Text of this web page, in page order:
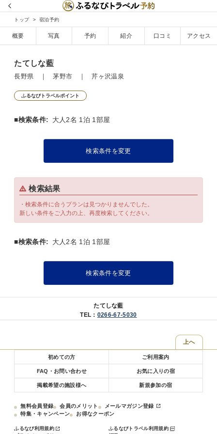
トップ 宿泊予約
概要 写真 予約 紹介 口コミ アクセス
たてしな藍
長野県 ｜ 茅野市 ｜ 芹ヶ沢温泉
ふるなびトラベルポイント
■検索条件: 大人2名 1泊 1部屋
検索条件を変更
検索結果
・検索条件に合うプランは見つかりませんでした。
新しい条件をご入力の上、再度検索してください。
■検索条件: 大人2名 1泊 1部屋
検索条件を変更
たてしな藍
TEL： 0266-67-5030
上へ
初めての方 ご利用案内
FAQ・お問い合わせ お気に入りの宿
掲載希望の施設様へ 新規参加の宿
無料会員登録 会員のメリット
メールマガジン登録
特集・キャンペーン
お得なクーポン
ふるなび利用規約
ふるなびトラベル利用規約